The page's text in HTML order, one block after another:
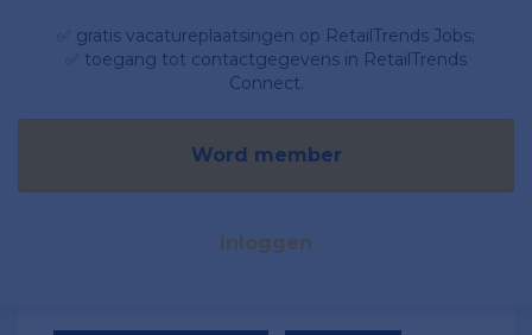
✅ gratis vacatureplaatsingen op RetailTrends Jobs;
✅ toegang tot contactgegevens in RetailTrends
Connect.
Word member
Inloggen